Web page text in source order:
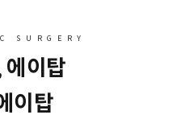
SURGERY
에이탑
이탑